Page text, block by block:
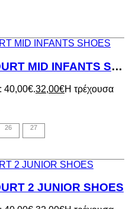
ADIDAS GRAND COURT MID INFANTS SHOES
40,00€.32,00€Η τρέχουσα
26 27
2 JUNIOR SHOES